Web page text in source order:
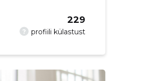
? profiili külastust
229